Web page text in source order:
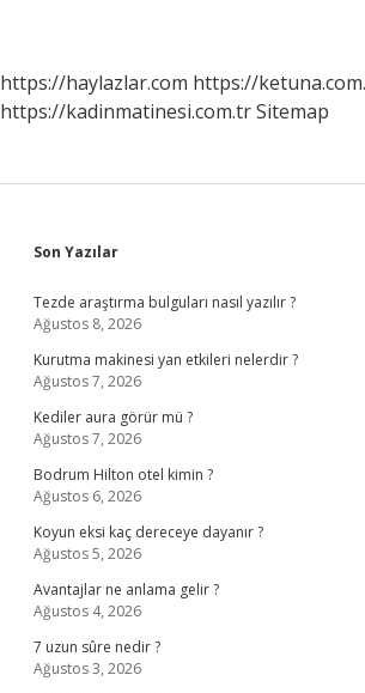
https://haylazlar.com https://
https://kadinmatinesi.com.trSitemap
Sidebar
Son Yazılar
Tezde araştırma bulguları nasıl yazılır ?
Ağustos 8, 2026
Kurutma makinesi yan etkileri nelerdir ?
Ağustos 7, 2026
Kediler aura görür mü ?
Ağustos 7, 2026
Bodrum Hilton otel kimin ?
Ağustos 6, 2026
Koyun eksi kaç dereceye dayanır ?
Ağustos 5, 2026
Avantajlar ne anlama gelir ?
Ağustos 4, 2026
7 uzun sûre nedir ?
Ağustos 3, 2026